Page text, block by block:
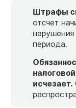
Штрафы
отсчет
нарушения
периода.
исчезает.